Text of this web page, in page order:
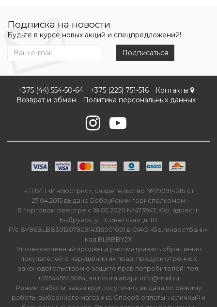
Подписка на новости
Будьте в курсе новых акций и спецпредложений!
Подписаться
+375 (44) 554-50-64 +375 (225) 751-516
Контакты
Возврат и обмен
Политика персональных данных
ЧТПУП «Инлюстрис», свидетельство №790914316 от
27.04.2015 выдано Бобруйским горисполкомом
В торговом реестре с 18.02.2020 №473947. Юр. адрес: г.
Бобруйск, ул. Советская, д. 113
Р/с BY86BLBB30120790914316001001 в ОАО «Белинвестбанк»,
код BLBBBY2X
Уполномоченный продавца рассматривать обращения
покупателей о нарушении их прав, предусмотренных
законодательством о защите прав потребителей: тел.
+375445545064, эл.почта abajur.info@mail.ru
Режим работы: заказ круглосуточно, выдача по режиму
работы выбранного магазина. Способ оплаты: наличный и